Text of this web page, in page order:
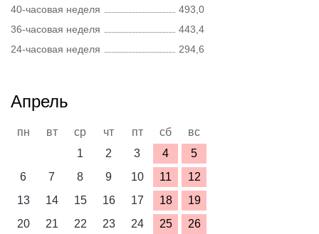
40-часовая неделя
493,0
36-часовая неделя
443,4
24-часовая неделя
294,6
Апрель
пн вт ср чт пт сб
вс
1
2 3 4
5
6
7 8 9 10 11
12
13
14 15 16 17 18
19
20
21 22 23 24 25
26